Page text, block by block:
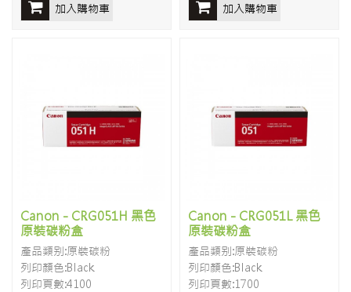
加入購物車 加入購物車
Canon - CRG051H 黑色
原裝碳粉盒
產品類别:原裝碳粉
列印顏色:Black
列印頁數:4100
Canon - CRG051L 黑色
原裝碳粉盒
產品類别:原裝碳粉
列印顏色:Black
列印頁數:1700